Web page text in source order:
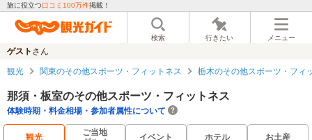
旅に役立つ口コミ100万件掲載！
検索 行きたい メニュー
ゲスト さん
観光 関東のその他スポーツ・フィットネス 栃木のその他スポーツ・フィ
那須・板室のその他スポーツ・フィットネス
体験時期・料金相場・参加者属性について
観光
ご当地
イベント ホテル お土産